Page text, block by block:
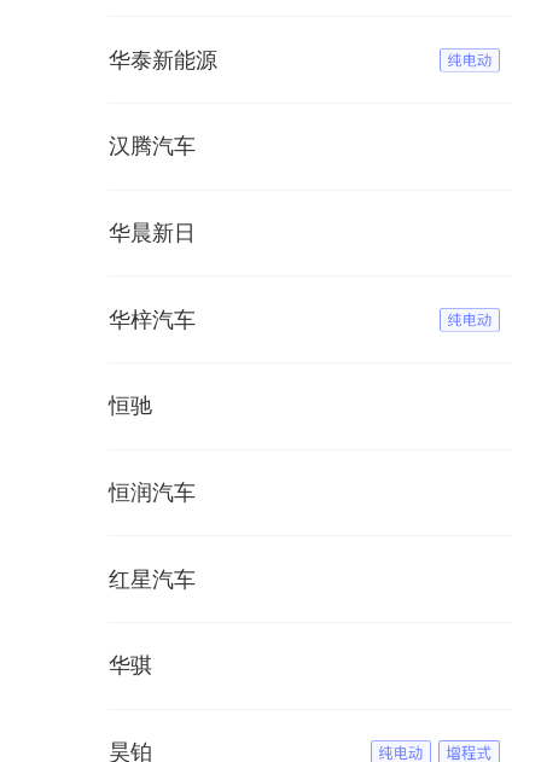
华泰新能源
汉腾汽车
华晨新日
华梓汽车
恒驰
恒润汽车
红星汽车
华骐
昊铂